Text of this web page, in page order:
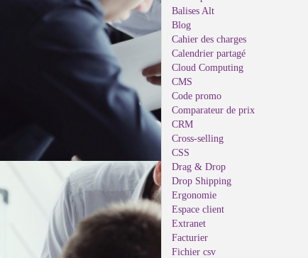
Balises Alt
Blog
Cahier des charges
Calendrier partagé
Cloud Computing
CMS
Code promo
Comparateur de prix
CRM
Cross-selling
CSS
Drag & Drop
Drop Shipping
Ergonomie
Espace client
Extranet
Facturier
Fichier csv